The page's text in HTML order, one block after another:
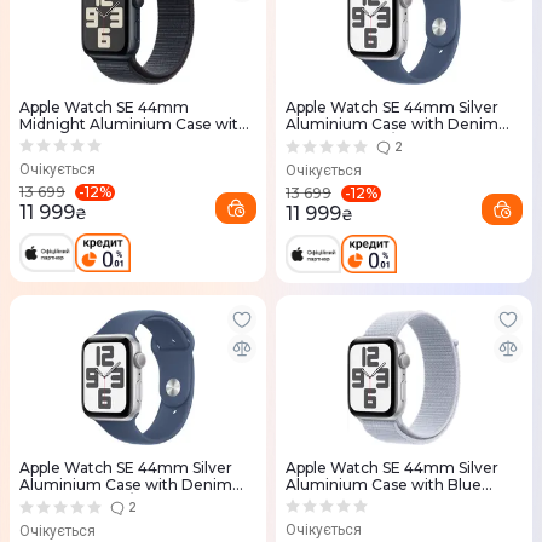
Apple Watch SE 44mm
Midnight Aluminium Case with
Ink Sport Loop
Очікується
13 699 -12%
11 999₴
Apple Watch SE 44mm Silver
Aluminium Case with Denim
Sport Band - S/M
2
Очікується
13 699 -12%
11 999₴
Apple Watch SE 44mm Silver
Aluminium Case with Denim
Sport Band - M/L
2
Очікується
Apple Watch SE 44mm Silver
Aluminium Case with Blue
Cloud Sport Loop
Очікується